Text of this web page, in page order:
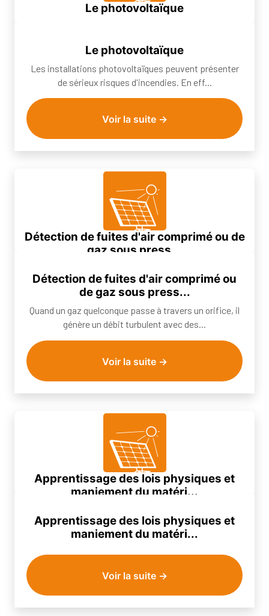
Le photovoltaïque
Le photovoltaïque
Les installations photovoltaïques peuvent présenter
de sérieux risques d'incendies. En eff...
Voir la suite →
Détection de fuites d'air comprimé ou de
gaz sous press...
génère un débit turbulent avec des...
Détection de fuites d'air comprimé ou
de gaz sous press...
Quand un gaz quelconque passe à travers un orifice, il
génère un débit turbulent avec des...
Voir la suite →
Apprentissage des lois physiques et
maniement du matéri...
Apprentissage des lois physiques et
maniement du matéri...
Voir la suite →